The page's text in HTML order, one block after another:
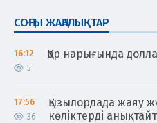
СОҢҒЫ ЖАҢАЛЫҚТАР
16:12
5
Қор нарығында
17:56
36
Қызылордада жаяу
көліктерді